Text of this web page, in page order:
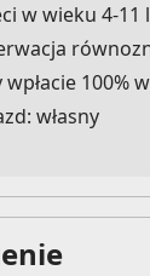
w wieku 4-
wpłacie 100%
własny